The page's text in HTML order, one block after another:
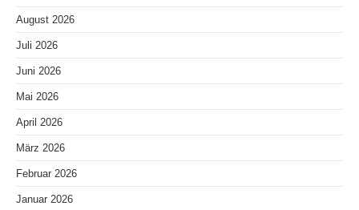
August 2026
Juli 2026
Juni 2026
Mai 2026
April 2026
März 2026
Februar 2026
Januar 2026